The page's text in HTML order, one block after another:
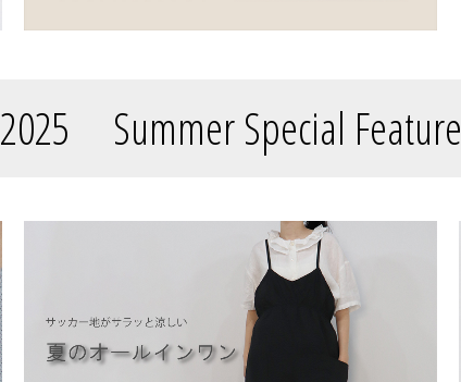
2025 Summer Special Feature